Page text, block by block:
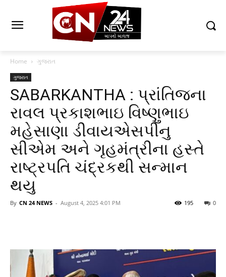
Home ગુજરાત
ગુજરાત
SABARKANTHA : પ્રાંતિજના
રાવલ પ્રકાશભાઇ વિષ્ણુભાઇ
મહેસાણા ડીવાયએસપીનુ
સીએમ અને ગૃહમંત્રીના હસ્તે
રાષ્ટ્રપતિ ચંદ્રકથી સન્માન
થયુ
By CN 24 NEWS - August 4, 2025 4:01 PM 0
195